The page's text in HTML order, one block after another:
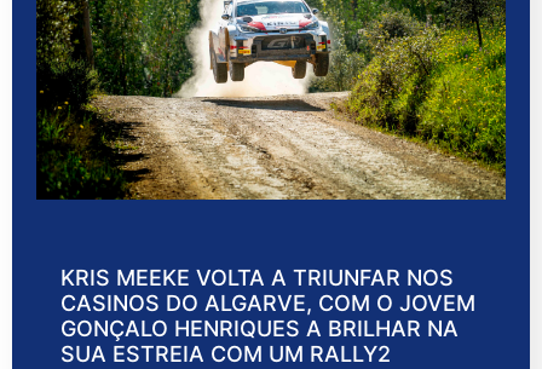
KRIS MEEKE VOLTA A TRIUNFAR NOS
CASINOS DO ALGARVE, COM O JOVEM
GONÇALO HENRIQUES A BRILHAR NA
SUA ESTREIA COM UM RALLY2